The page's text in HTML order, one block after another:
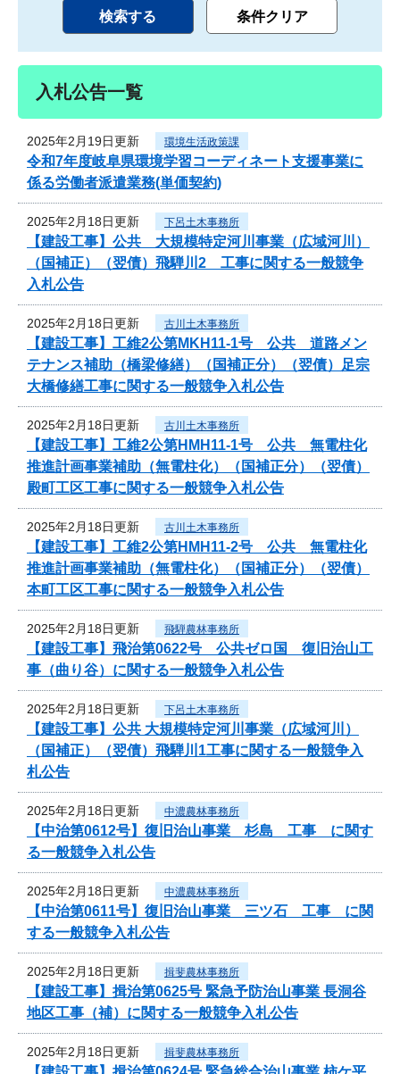
入札公告一覧
2025年2月19日更新 環境生活政策課
令和7年度岐阜県環境学習コーディネート支援事業に
係る労働者派遣業務(単価契約)
2025年2月18日更新 下呂土木事務所
【建設工事】公共 大規模特定河川事業（広域河川）
（国補正）（翌債）飛騨川2 工事に関する一般競争
入札公告
2025年2月18日更新 古川土木事務所
【建設工事】工維2公第MKH11-1号 公共 道路メン
テナンス補助（橋梁修繕）（国補正分）（翌債）足宗
大橋修繕工事に関する一般競争入札公告
2025年2月18日更新 古川土木事務所
【建設工事】工維2公第HMH11-1号 公共 無電柱化
推進計画事業補助（無電柱化）（国補正分）（翌債）
殿町工区工事に関する一般競争入札公告
2025年2月18日更新 古川土木事務所
【建設工事】工維2公第HMH11-2号 公共 無電柱化
推進計画事業補助（無電柱化）（国補正分）（翌債）
本町工区工事に関する一般競争入札公告
2025年2月18日更新 飛騨農林事務所
【建設工事】飛治第0622号 公共ゼロ国 復旧治山工
事（曲り谷）に関する一般競争入札公告
2025年2月18日更新 下呂土木事務所
【建設工事】公共 大規模特定河川事業（広域河川）
（国補正）（翌債）飛騨川1工事に関する一般競争入
札公告
2025年2月18日更新 中濃農林事務所
【中治第0612号】復旧治山事業 杉島 工事 に関す
る一般競争入札公告
2025年2月18日更新 中濃農林事務所
【中治第0611号】復旧治山事業 三ツ石 工事 に関
する一般競争入札公告
2025年2月18日更新 揖斐農林事務所
【建設工事】揖治第0625号 緊急予防治山事業 長洞谷
地区工事（補）に関する一般競争入札公告
2025年2月18日更新 揖斐農林事務所